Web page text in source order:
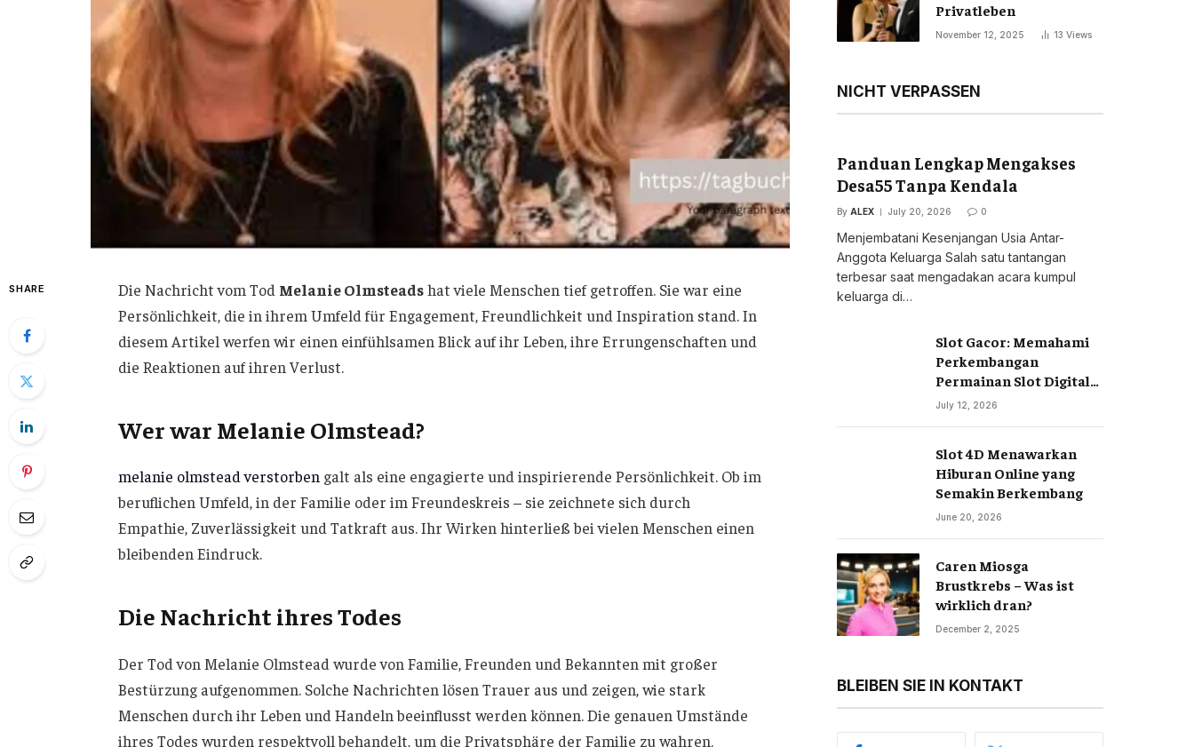
SHARE Die Nachricht vom Tod Melanie Olmsteadshat viele Menschen tief getroffen. Sie war eine
Persönlichkeit, die in ihrem Umfeld für Engagement, Freundlichkeit und Inspiration stand. In
diesem Artikel werfen wir einen einfühlsamen Blick auf ihr Leben, ihre Errungenschaften und
die Reaktionen auf ihren Verlust.
Wer war Melanie Olmstead?
melanie olmstead verstorbengalt als eine engagierte und inspirierende Persönlichkeit. Ob im
beruflichen Umfeld, in der Familie oder im Freundeskreis – sie zeichnete sich durch
Empathie, Zuverlässigkeit und Tatkraft aus. Ihr Wirken hinterließ bei vielen Menschen einen
bleibenden Eindruck.
Die Nachricht ihres Todes
Der Tod von Melanie Olmstead wurde von Familie, Freunden und Bekannten mit großer
Bestürzung aufgenommen. Solche Nachrichten lösen Trauer aus und zeigen, wie stark
Menschen durch ihr Leben und Handeln beeinflusst werden können. Die genauen Umstände
ihres Todes wurden respektvoll behandelt, um die Privatsphäre der Familie zu wahren.
Privatleben
November 12, 2025 13 Views
NICHT VERPASSEN
Panduan Lengkap Mengakses
Desa55 Tanpa Kendala
By ALEX July 20, 2026 0
Menjembatani Kesenjangan Usia Antar-
Anggota Keluarga Salah satu tantangan
terbesar saat mengadakan acara kumpul
keluarga di…
Slot Gacor: Memahami
Perkembangan
Permainan Slot Digital
di Era Modern
July 12, 2026
Slot 4D Menawarkan
Hiburan Online yang
Semakin Berkembang
June 20, 2026
Caren Miosga
Brustkrebs – Was ist
wirklich dran?
December 2, 2025
BLEIBEN SIE IN KONTAKT